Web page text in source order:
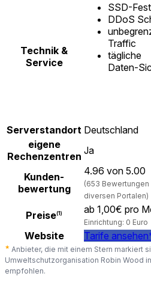
Technik &
Service
SSD-
DDoS
Traffic
tägliche
Daten-
Serverstandort Deutschland
eigene
Rechenzentren Ja
Kunden-
bewertung
4.96 von 5.00
(653 Bewertungen
diversen Portalen)
Preise(1) ab 1,00€ pro
Einrichtung: 0 Euro
Website Tarife
★ Anbieter, die mit einem Stern markiert
Umweltschutzorganisation Robin Wood
empfohlen.